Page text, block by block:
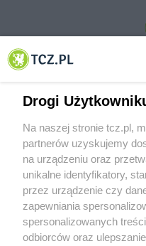
© 2001-2026 Tczew - TCZ.PL Sp. z
O FIRMIE
REKLAMA WSPÓŁPRACA
Drogi
Na naszej stronie tcz.pl,
partnerów uzyskujemy
na urządzeniu oraz
unikalne identyfikatory,
przez urządzenie czy
zapewniania
spersonalizowanych
odbiorców oraz